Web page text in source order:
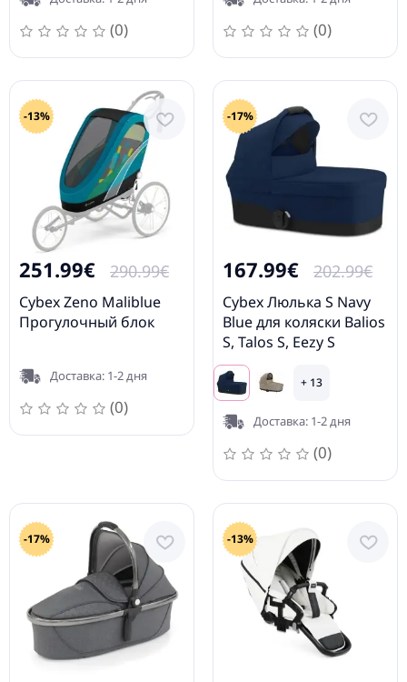
(0) (0)
-13%
251.99€ 290.99€
Cybex Zeno Maliblue
Прогулочный блок
Доставка: 1-2 дня
(0)
-17%
167.99€ 202.99€
Cybex Люлька S Navy
Blue для коляски Balios
S, Talos S, Eezy S
+ 13
Доставка: 1-2 дня
(0)
-17% -13%